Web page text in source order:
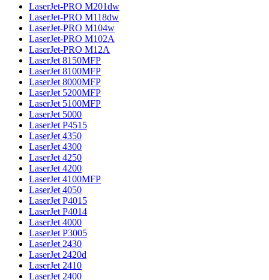
LaserJet-PRO M201dw
LaserJet-PRO M118dw
LaserJet-PRO M104w
LaserJet-PRO M102A
LaserJet-PRO M12A
LaserJet 8150MFP
LaserJet 8100MFP
LaserJet 8000MFP
LaserJet 5200MFP
LaserJet 5100MFP
LaserJet 5000
LaserJet P4515
LaserJet 4350
LaserJet 4300
LaserJet 4250
LaserJet 4200
LaserJet 4100MFP
LaserJet 4050
LaserJet P4015
LaserJet P4014
LaserJet 4000
LaserJet P3005
LaserJet 2430
LaserJet 2420d
LaserJet 2410
LaserJet 2400